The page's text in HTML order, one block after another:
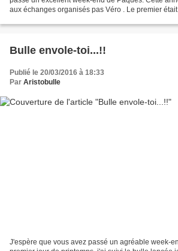
aux échanges organisés pas Véro . Le premier
Bulle envole-toi...!!
Publié le 20/03/2016 à 18:33
Par Aristobulle
J'espère que vous avez passé un agréable week-